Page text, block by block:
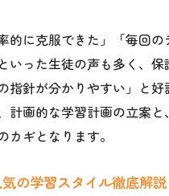
的に克服できた」「毎回
いった生徒の声も多く、保
指針が分かりやすい」と
計画的な学習計画の立案と
カギとなります。
の学習スタイル徹底解説